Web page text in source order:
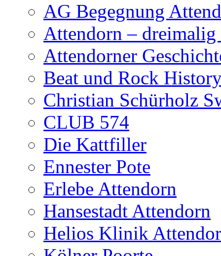
AG Begegnung
Attendorn –
Attendorner
Beat und Rock
Christian Schürholz
CLUB 574
Die Kattfiller
Ennester Pote
Erlebe Attendorn
Hansestadt Attendorn
Helios Klinik